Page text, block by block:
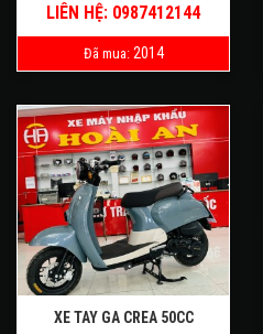
LIÊN HỆ: 0987412144
Đã mua: 2014
XE TAY GA CREA 50CC